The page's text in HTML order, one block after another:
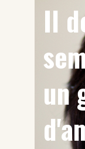
Il
un